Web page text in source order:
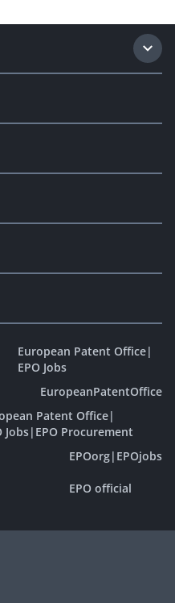
European Patent Office|
EPO Jobs
EuropeanPatentOffice
Patent Office|
Jobs| EPO Procurement
EPOorg| EPOjobs
EPO official